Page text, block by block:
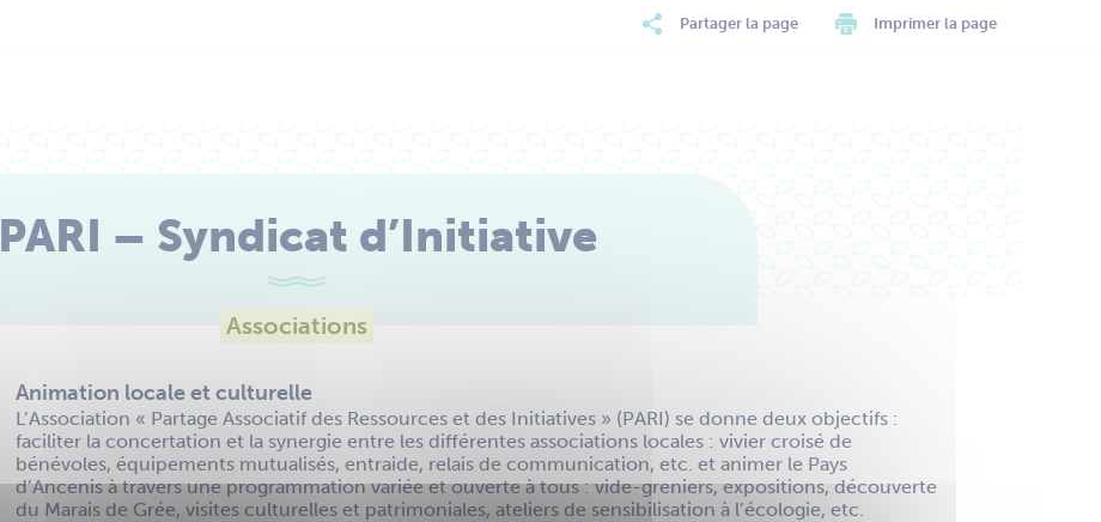
Partager la page Imprimer la page
PARI – Syndicat d’Initiative
Associations
Animation locale et culturelle
L’Association « Partage Associatif des Ressources et des Initiatives » (PARI) se donne deux objectifs :
faciliter la concertation et la synergie entre les différentes associations locales : vivier croisé de
bénévoles, équipements mutualisés, entraide, relais de communication, etc. et animer le Pays
d’Ancenis à travers une programmation variée et ouverte à tous : vide-greniers, expositions, découverte
du Marais de Grée, visites culturelles et patrimoniales, ateliers de sensibilisation à l’écologie, etc.